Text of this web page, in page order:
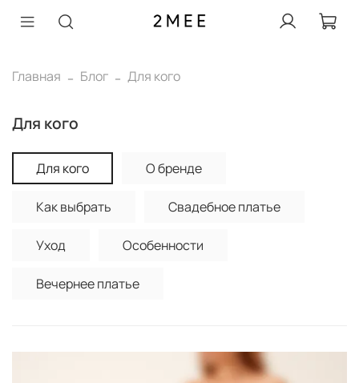
Главная Блог Для кого
Для кого
Для кого О бренде
Как выбрать Свадебное платье
Уход Особенности
Вечернее платье